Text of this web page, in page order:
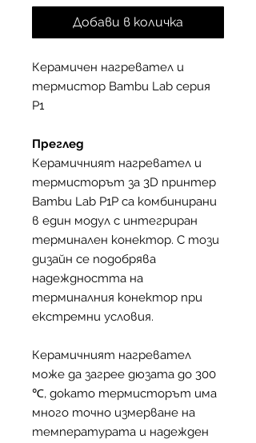
Добави в количка
Керамичен нагревател и
термистор Bambu Lab серия
P1
Преглед
Керамичният нагревател и
термисторът за 3D принтер
Bambu Lab P1P са комбинирани
в един модул с интегриран
терминален конектор. С този
дизайн се подобрява
надеждността на
терминалния конектор при
екстремни условия.
Керамичният нагревател
може да загрее дюзата до 300
℃, докато термисторът има
много точно измерване на
температурата и надежден